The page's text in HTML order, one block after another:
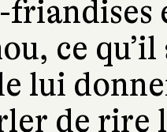
friandises
ce qu’il
lui
de rire